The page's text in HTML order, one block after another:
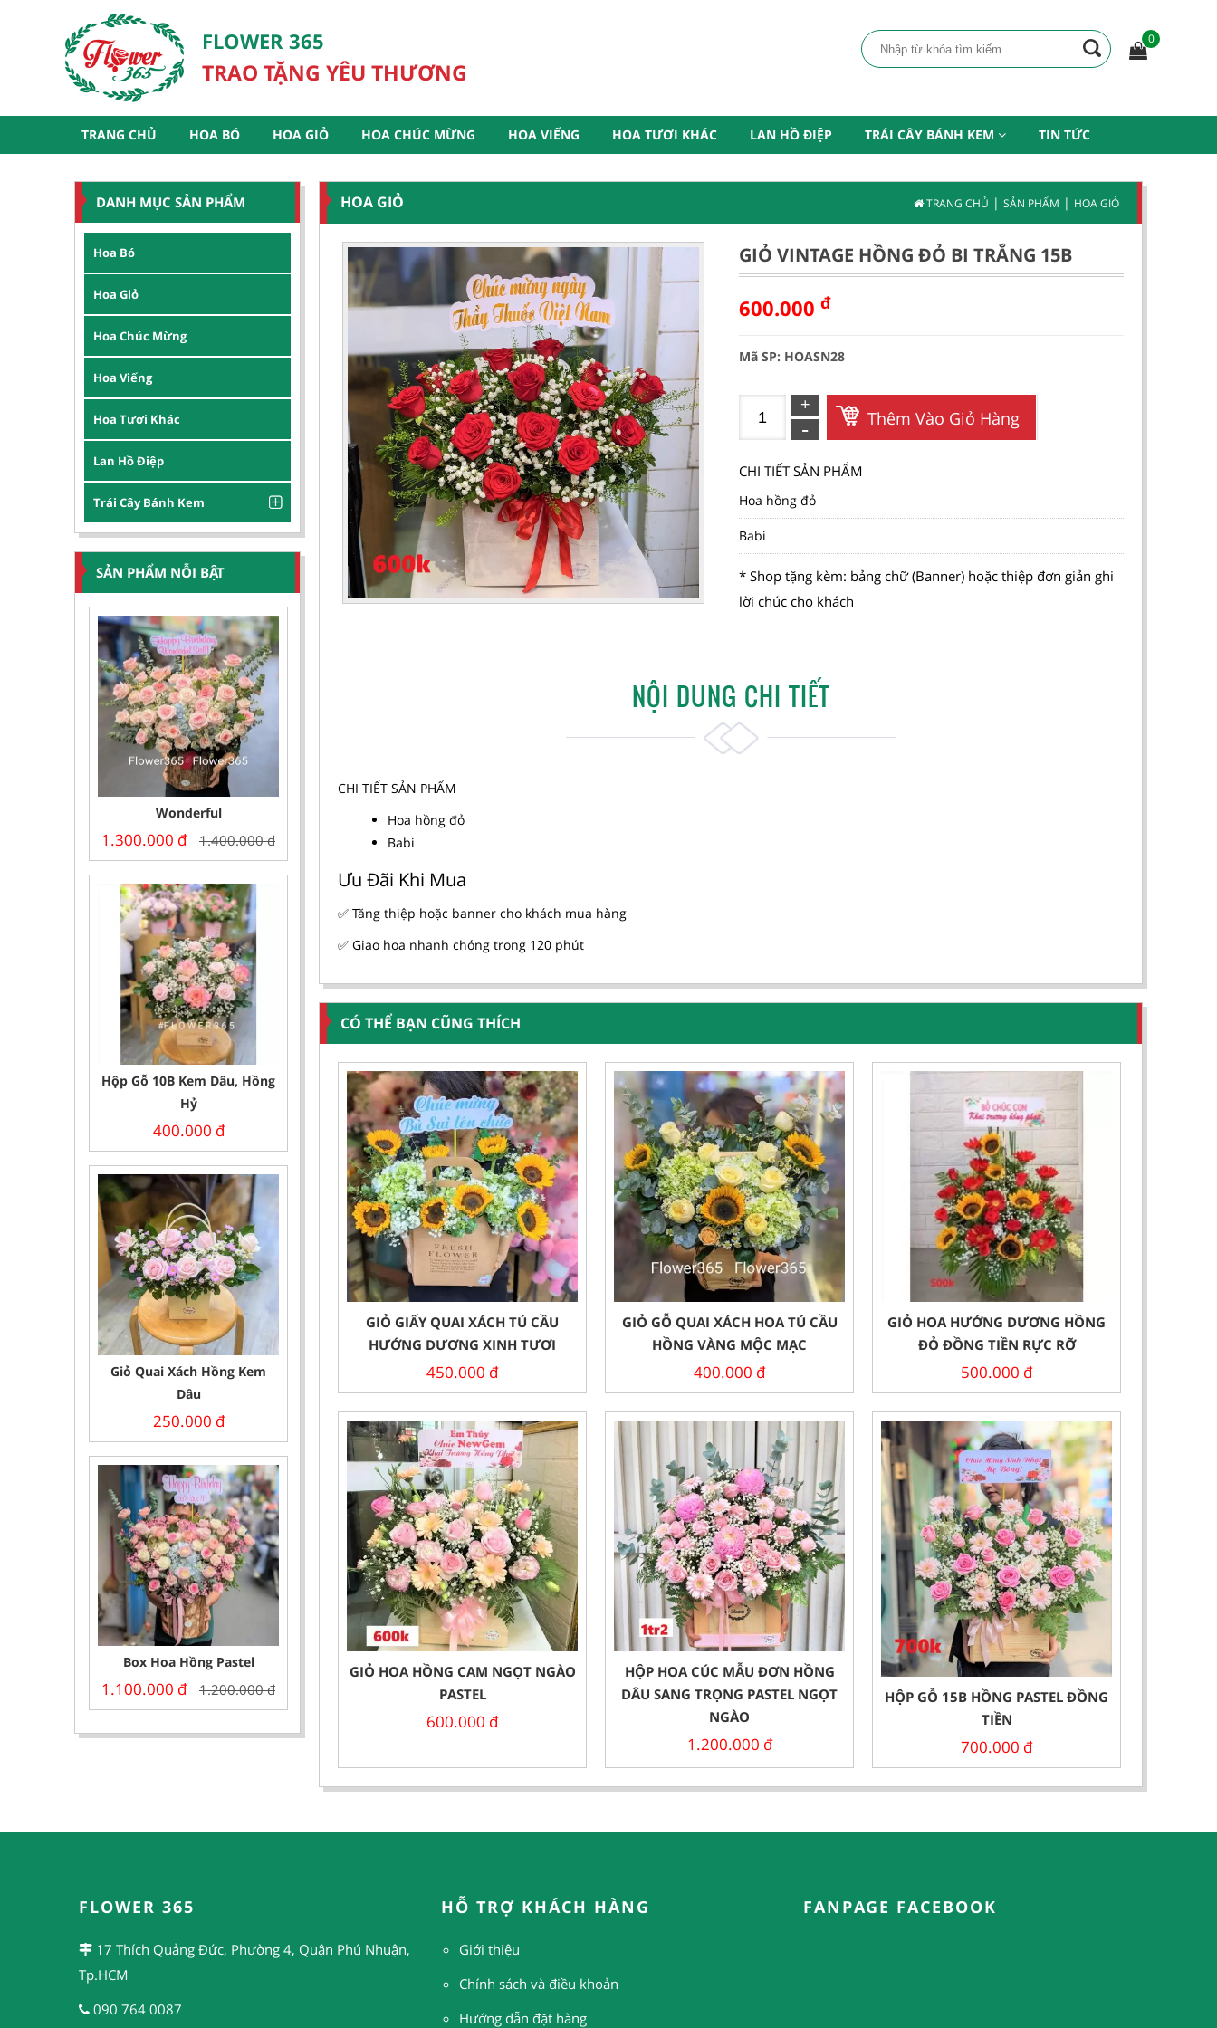
FLOWER 365
TRAO TẶNG YÊU THƯƠNG
0
TRANG CHỦ HOA BÓ HOA GIỎ HOA CHÚC MỪNG HOA VIẾNG HOA TƯƠI KHÁC LAN HỒ ĐIỆP TRÁI CÂY BÁNH KEM TIN TỨC
DANH MỤC SẢN PHẨM
Hoa Bó
Hoa Giỏ
Hoa Chúc Mừng
Hoa Viếng
Hoa Tươi Khác
Lan Hồ Điệp
Trái Cây Bánh Kem
SẢN PHẨM NỖI BẬT
Wonderful
1.300.000 đ 1.400.000đ
Hộp Gỗ 10B Kem Dâu, Hồng
Hỷ
400.000 đ
Giỏ Quai Xách Hồng Kem
Dâu
250.000 đ
Box Hoa Hồng Pastel
1.100.000 đ 1.200.000đ
HOA GIỎ TRANG CHỦ | SẢN PHẨM | HOA GIỎ
GIỎ VINTAGE HỒNG ĐỎ BI TRẮNG 15B
600.000 đ
Mã SP: HOASN28
Thêm Vào Giỏ Hàng
CHI TIẾT SẢN PHẨM
Hoa hồng đỏ
Babi
* Shop tặng kèm: bảng chữ (Banner) hoặc thiệp đơn giản ghi
lời chúc cho khách
NỘI DUNG CHI TIẾT
CHI TIẾT SẢN PHẨM
Hoa hồng đỏ
Babi
Ưu Đãi Khi Mua
✅ Tăng thiệp hoặc banner cho khách mua hàng
✅ Giao hoa nhanh chóng trong 120 phút
CÓ THỂ BẠN CŨNG THÍCH
GIỎ GIẤY QUAI XÁCH TÚ CẦU
HƯỚNG DƯƠNG XINH TƯƠI
450.000 đ
GIỎ GỖ QUAI XÁCH HOA TÚ CẦU
HỒNG VÀNG MỘC MẠC
400.000 đ
GIỎ HOA HƯỚNG DƯƠNG HỒNG
ĐỎ ĐỒNG TIỀN RỰC RỠ
500.000 đ
GIỎ HOA HỒNG CAM NGỌT NGÀO
PASTEL
600.000 đ
HỘP HOA CÚC MẪU ĐƠN HỒNG
DÂU SANG TRỌNG PASTEL NGỌT
NGÀO
1.200.000 đ
HỘP GỖ 15B HỒNG PASTEL ĐỒNG
TIỀN
700.000 đ
FLOWER 365
17 Thích Quảng Đức, Phường 4, Quận Phú Nhuận,
Tp.HCM
090 764 0087
HỖ TRỢ KHÁCH HÀNG
Giới thiệu
Chính sách và điều khoản
Hướng dẫn đặt hàng
FANPAGE FACEBOOK